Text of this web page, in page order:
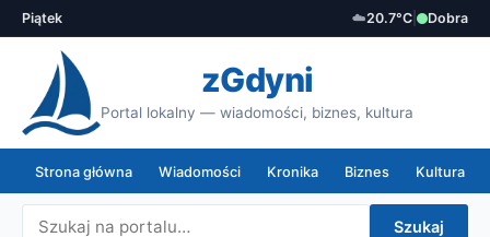
Piątek ☁️20.7°C Dobra
zGdyni
Portal lokalny — wiadomości, biznes, kultura
Strona główna Wiadomości Kronika Biznes Kultura
Szukaj